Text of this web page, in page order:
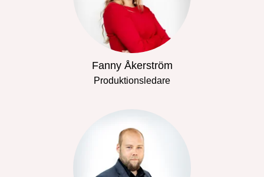
Fanny Åkerström
Produktionsledare